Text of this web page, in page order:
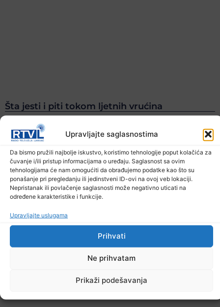
Upravljajte saglasnostima
Da bismo pružili najbolje iskustvo, koristimo tehnologije poput kolačića za
čuvanje i/ili pristup informacijama o uređaju. Saglasnost sa ovim
tehnologijama će nam omogućiti da obrađujemo podatke kao što su
ponašanje pri pregledanju ili jedinstveni ID-ovi na ovoj veb lokaciji.
Nepristanak ili povlačenje saglasnosti može negativno uticati na
određene karakteristike i funkcije.
Upravljajte uslugama
Prihvati
Ne prihvatam
Prikaži podešavanja
Šta jesti i piti tokom ljetnih vrućina